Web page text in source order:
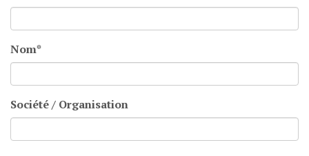
Nom*
Société / Organisation